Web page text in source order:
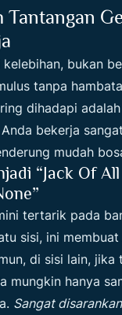
Tantangan
bukan
tanpa
dihadapi adalah
bekerja
mudah
“Jack Of
tertarik pada
sisi, ini
di sisi lain,
mungkin hanya
Sangat disarankan